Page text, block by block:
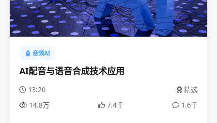
🤖 音频AI
AI配音与语音合成技术应用
13:20
精选
14.8万
7.4千 1.6千